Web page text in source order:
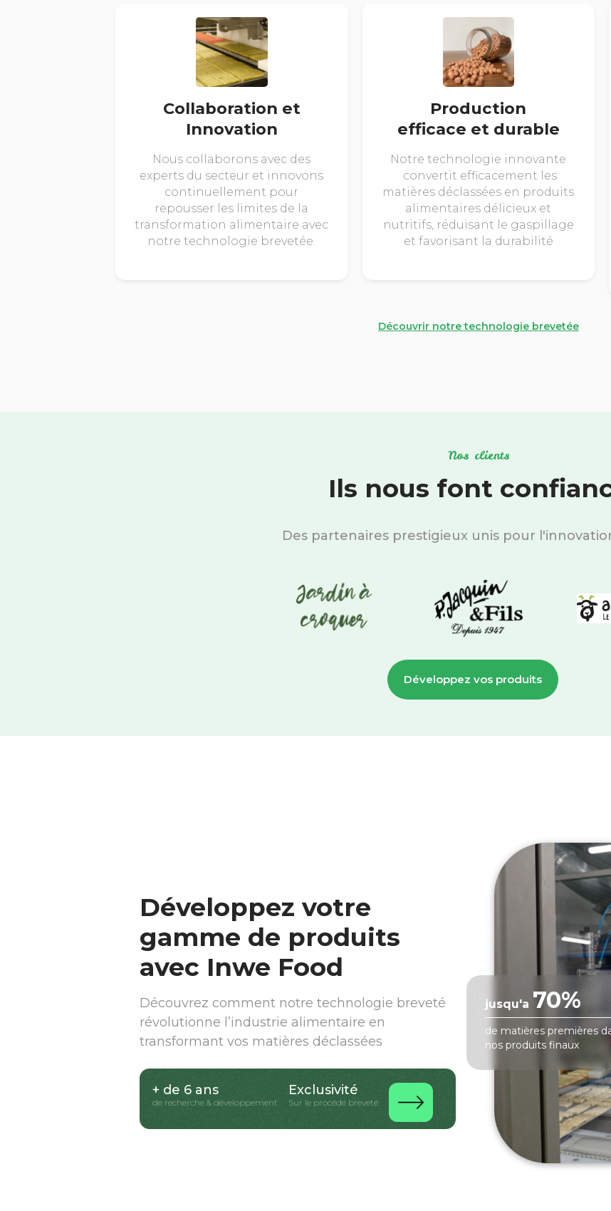
Collaboration et
Innovation
Nous collaborons avec des
experts du secteur et innovons
continuellement pour
repousser les limites de la
transformation alimentaire avec
notre technologie brevetée.
Production
efficace et durable
Notre technologie innovante
convertit efficacement les
matières déclassées en produits
alimentaires délicieux et
nutritifs, réduisant le gaspillage
et favorisant la durabilité
Découvrir notre technologie brevetée
Nos clients
Ils nous font
Des partenaires prestigieux unis pour
Développez vos produits
Développez votre
gamme de produits
avec Inwe Food
Découvrez comment notre technologie breveté
révolutionne l’industrie alimentaire en
transformant vos matières déclassées
+ de 6 ans
de recherche & développement
Exclusivité
Sur le procédé breveté
jusqu'a 70%
de matières premières
nos produits finaux